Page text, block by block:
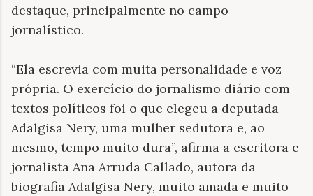
destaque, principalmente no campo
jornalístico.
“Ela escrevia com muita personalidade e voz
própria. O exercício do jornalismo diário com
textos políticos foi o que elegeu a deputada
Adalgisa Nery, uma mulher sedutora e, ao
mesmo, tempo muito dura”, afirma a escritora e
jornalista Ana Arruda Callado, autora da
biografia Adalgisa Nery, muito amada e muito